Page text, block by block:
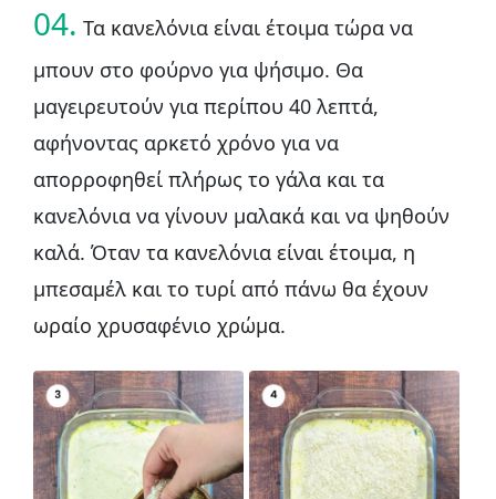
04. Τα κανελόνια είναι έτοιμα τώρα να
μπουν στο φούρνο για ψήσιμο. Θα
μαγειρευτούν για περίπου 40 λεπτά,
αφήνοντας αρκετό χρόνο για να
απορροφηθεί πλήρως το γάλα και τα
κανελόνια να γίνουν μαλακά και να ψηθούν
καλά. Όταν τα κανελόνια είναι έτοιμα, η
μπεσαμέλ και το τυρί από πάνω θα έχουν
ωραίο χρυσαφένιο χρώμα.